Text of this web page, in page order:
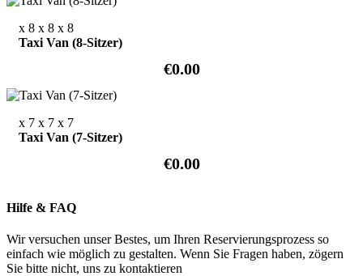
x 8 x 8 x 8
Taxi Van (8-Sitzer)
€0.00
x 7 x 7 x 7
Taxi Van (7-Sitzer)
€0.00
Hilfe & FAQ
Wir versuchen unser Bestes, um Ihren Reservierungsprozess so
einfach wie möglich zu gestalten. Wenn Sie Fragen haben, zögern
Sie bitte nicht, uns zu kontaktieren